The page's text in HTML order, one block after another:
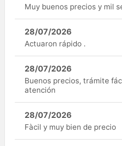
Muy buenos precios y mil
28/07/2026
Actuaron rápido .
28/07/2026
Buenos precios, trámite
atención
28/07/2026
Fàcil y muy bien de precio